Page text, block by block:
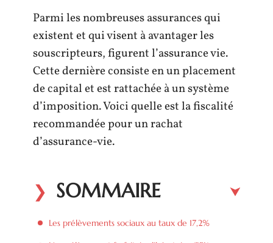
Parmi les nombreuses assurances qui
existent et qui visent à avantager les
souscripteurs, figurent l’assurance vie.
Cette dernière consiste en un placement
de capital et est rattachée à un système
d’imposition. Voici quelle est la fiscalité
recommandée pour un rachat
d’assurance-vie.
SOMMAIRE
Les prélèvements sociaux au taux de 17,2%